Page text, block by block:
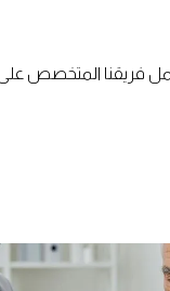
فريقنا المتخصص